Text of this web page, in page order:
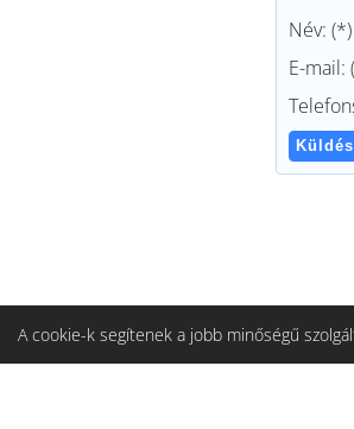
Név: (*)
E-mail:
Küldés
A cookie-k segítenek a jobb minőségű